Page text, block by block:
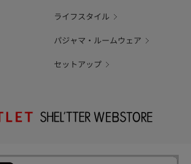
ライフスタイル
パジャマ・ルームウェア
セットアップ